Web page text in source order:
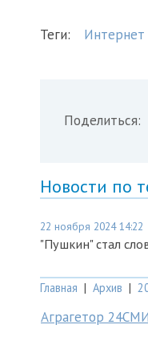
Теги: Интернет
Поделиться:
Новости по
22 ноября 2024 14:22
"Пушкин" стал
Главная | Архив |
Аграгетор 24СМИ